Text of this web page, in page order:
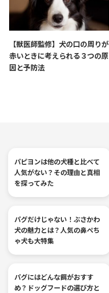
【獣医師監修】犬の口の周りが
赤いときに考えられる３つの原
因と予防法
パピヨンは他の犬種と比べて
人気がない？その理由と真相
を探ってみた
パグだけじゃない！ぶさかわ
犬の魅力とは？人気の鼻ぺち
ゃ犬も大特集
パグにはどんな餌がおすす
め？ドッグフードの選び方と